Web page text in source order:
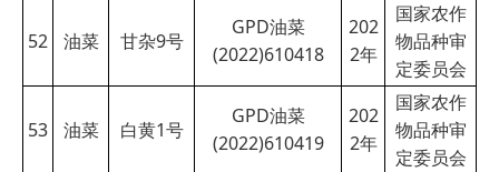
52 油菜 甘杂9号
GPD油菜
(2022)610418
202
2年
国家农作
物品种审
定委员会
53 油菜 白黄1号
GPD油菜
(2022)610419
202
2年
国家农作
物品种审
定委员会